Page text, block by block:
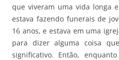
que viveram uma vida longa
estava fazendo funerais de
16 anos, e estava em uma
para dizer alguma coisa
significativo. Então,